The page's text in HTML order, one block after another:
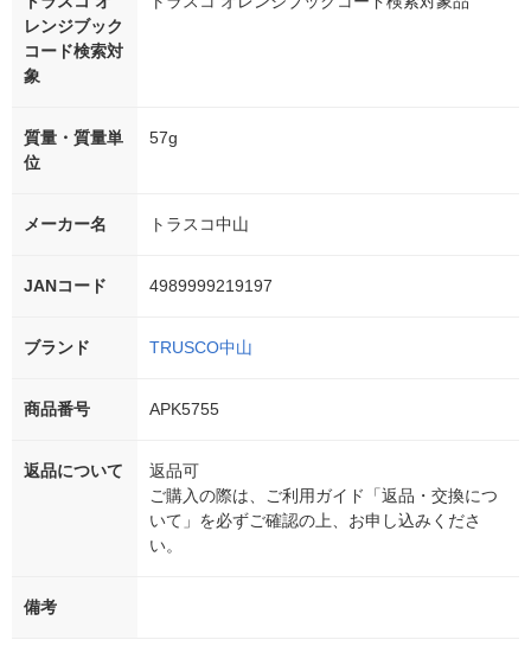
レンジブック
コード検索対
象
質量・質量単
位
57g
メーカー名 トラスコ中山
JANコード 4989999219197
ブランド TRUSCO中山
商品番号 APK5755
返品について
返品可
ご購入の際は、ご利用ガイド「返品・交換につ
いて」を必ずご確認の上、お申し込みくださ
い。
備考